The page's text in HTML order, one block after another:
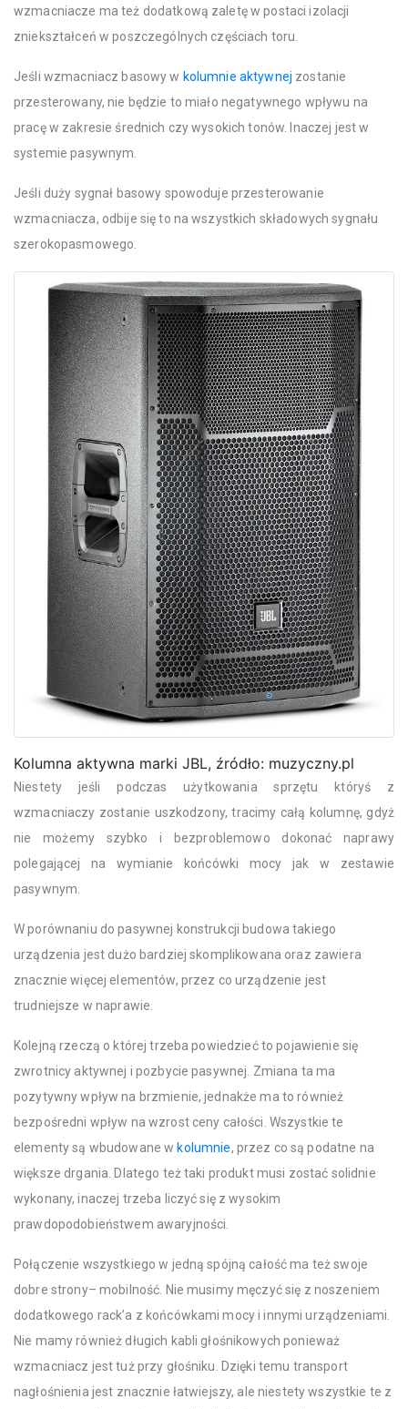
wzmacniacze ma też dodatkową zaletę w postaci izolacji
zniekształceń w poszczególnych częściach toru.
Jeśli wzmacniacz basowy w kolumnie aktywnej zostanie
przesterowany, nie będzie to miało negatywnego wpływu na
pracę w zakresie średnich czy wysokich tonów. Inaczej jest w
systemie pasywnym.
Jeśli duży sygnał basowy spowoduje przesterowanie
wzmacniacza, odbije się to na wszystkich składowych sygnału
szerokopasmowego.
Kolumna aktywna marki JBL, źródło: muzyczny.pl
Niestety jeśli podczas użytkowania sprzętu któryś z
wzmacniaczy zostanie uszkodzony, tracimy całą kolumnę, gdyż
nie możemy szybko i bezproblemowo dokonać naprawy
polegającej na wymianie końcówki mocy jak w zestawie
pasywnym.
W porównaniu do pasywnej konstrukcji budowa takiego
urządzenia jest dużo bardziej skomplikowana oraz zawiera
znacznie więcej elementów, przez co urządzenie jest
trudniejsze w naprawie.
Kolejną rzeczą o której trzeba powiedzieć to pojawienie się
zwrotnicy aktywnej i pozbycie pasywnej. Zmiana ta ma
pozytywny wpływ na brzmienie, jednakże ma to również
bezpośredni wpływ na wzrost ceny całości. Wszystkie te
elementy są wbudowane w kolumnie, przez co są podatne na
większe drgania. Dlatego też taki produkt musi zostać solidnie
wykonany, inaczej trzeba liczyć się z wysokim
prawdopodobieństwem awaryjności.
Połączenie wszystkiego w jedną spójną całość ma też swoje
dobre strony– mobilność. Nie musimy męczyć się z noszeniem
dodatkowego rack’a z końcówkami mocy i innymi urządzeniami.
Nie mamy również długich kabli głośnikowych ponieważ
wzmacniacz jest tuż przy głośniku. Dzięki temu transport
nagłośnienia jest znacznie łatwiejszy, ale niestety wszystkie te z